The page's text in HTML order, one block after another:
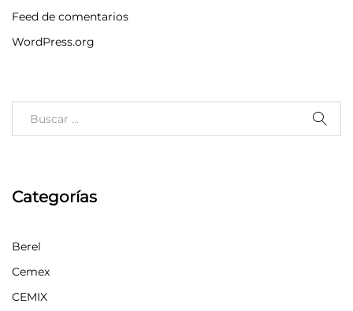
Feed de comentarios
WordPress.org
Categorías
Berel
Cemex
CEMIX